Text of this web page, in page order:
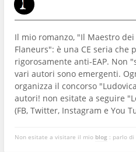
Il mio romanzo, "Il Maestro
Flaneurs": è una CE seria
rigorosamente anti-EAP. Non
vari autori sono emergenti.
organizza il concorso
autori! non esitate a seguire
(FB, Twitter, Instagram e You
Non esitate a visitare il mio blog : parlo